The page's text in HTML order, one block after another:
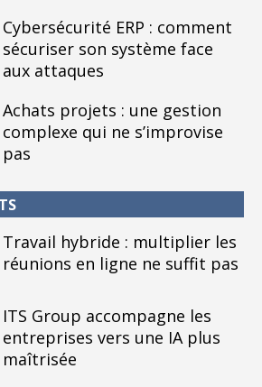
Cybersécurité ERP : comment
sécuriser son système face
aux attaques
Achats projets : une gestion
complexe qui ne s’improvise
pas
Travail hybride : multiplier les
réunions en ligne ne suffit pas
ITS Group accompagne les
entreprises vers une IA plus
maîtrisée